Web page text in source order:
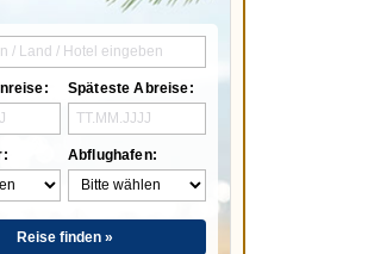
Späteste Abreise:
Abflughafen:
Reise finden »